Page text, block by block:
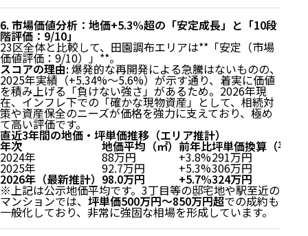
6. 市場価値分析：地価+5.3%超の「安定成長」と「10段
階評価：9/10」
23区全体と比較して、田園調布エリアは**「安定（市場
価値評価：9/10）」**。
スコアの理由:爆発的な再開発による急騰はないものの、
2025年実績（+5.34%〜5.6%）が示す通り、着実に価値
を積み上げる「負けない強さ」があるため。2026年現
在、インフレ下での「確かな現物資産」として、相続対
策や資産保全のニーズが価格を強力に支えており、極め
て高い評価です。
直近3年間の地価・坪単価推移（エリア推計）
年次 地価平均（㎡）前年比坪単価換算（平均
2024年 88万円 +3.8%291万円
2025年 92.7万円 +5.3%306万円
2026年（最新推計） 98.0万円 +5.7%324万円
※上記は公示地価平均です。3丁目等の邸宅地や駅至近の
マンションでは、坪単価500万円〜850万円超での成約も
一般化しており、非常に強固な相場を形成しています。